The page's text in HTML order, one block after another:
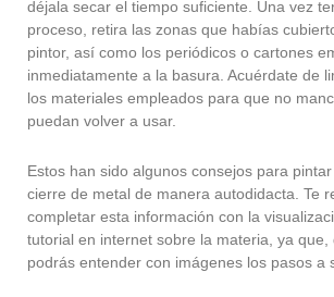
déjala secar el tiempo suficiente. Una vez
proceso, retira las zonas que habías
pintor, así como los periódicos o cartones
inmediatamente a la basura. Acuérdate de
los materiales empleados para que no
puedan volver a usar.
Estos han sido algunos consejos para
cierre de metal de manera autodidacta. Te
completar esta información con la
tutorial en internet sobre la materia, ya que,
podrás entender con imágenes los pasos a